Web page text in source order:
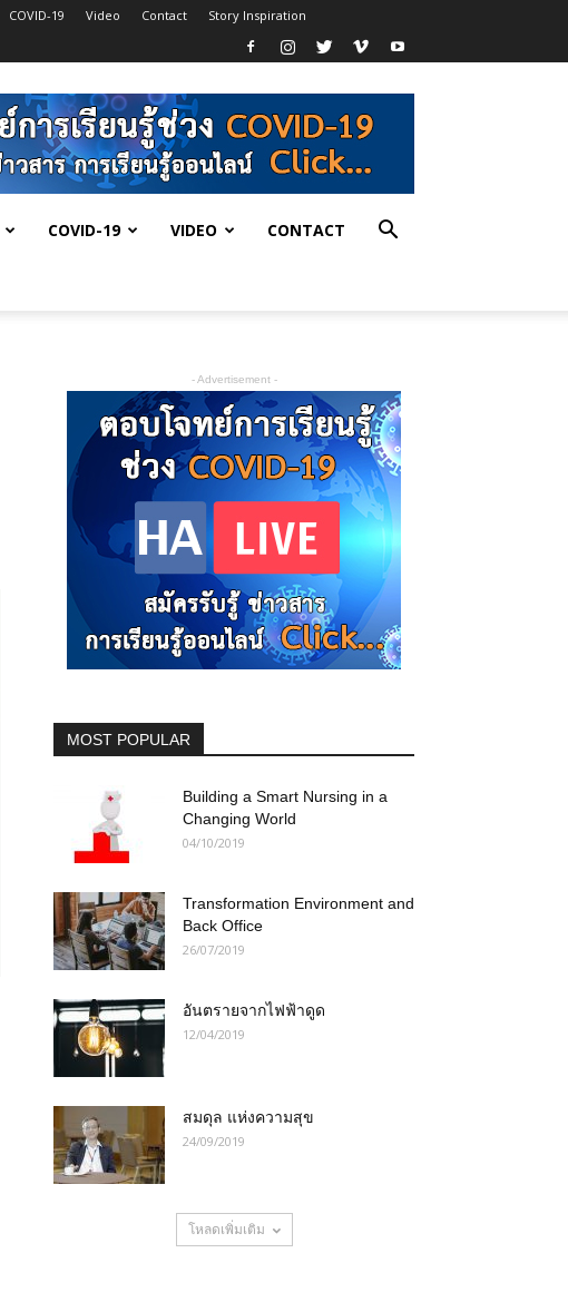
COVID-19 Video Contact Story Inspiration
COVID-19 VIDEO CONTACT
- Advertisement -
MOST POPULAR
Building a Smart Nursing in a
Changing World
04/10/2019
Transformation Environment and
Back Office
26/07/2019
อันตรายจากไฟฟ้าดูด
12/04/2019
สมดุล แห่งความสุข
24/09/2019
โหลดเพิ่มเติม